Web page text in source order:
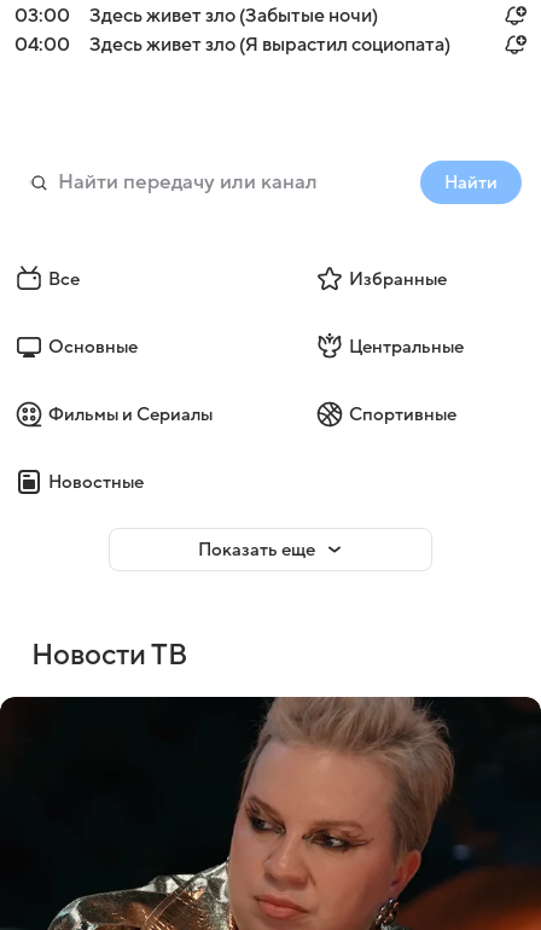
03:00
Здесь живет зло (Забытые ночи)
04:00
Здесь живет зло (Я вырастил социопата)
Найти
Все Избранные
Основные Центральные
Фильмы и Сериалы Спортивные
Новостные
Показать еще
Новости ТВ